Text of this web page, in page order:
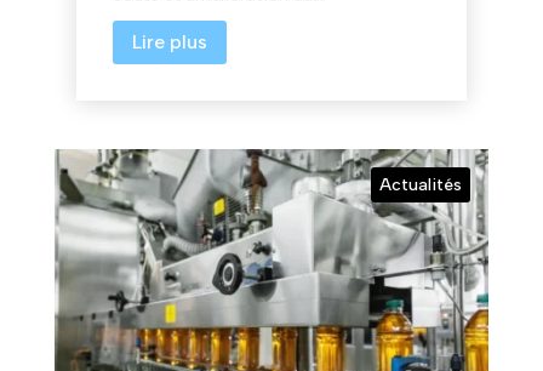
Lire plus
Actualités